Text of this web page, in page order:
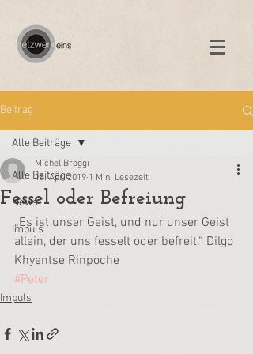
Beitrag
Alle Beiträge
News
Impuls
Alle Beiträge
Fessel oder Befreiung
Michel Broggi
18. Apr. 2019 1 Min. Lesezeit
„Es ist unser Geist, und nur unser Geist
allein, der uns fesselt oder befreit.“ Dilgo
Khyentse Rinpoche
#Peter
Impuls